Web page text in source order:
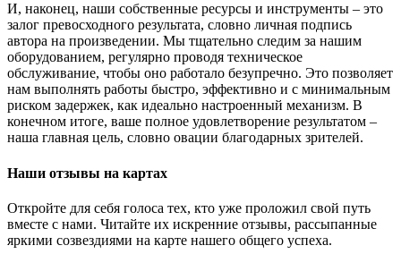
И, наконец, наши собственные ресурсы и инструменты – это
залог превосходного результата, словно личная подпись
автора на произведении. Мы тщательно следим за нашим
оборудованием, регулярно проводя техническое
обслуживание, чтобы оно работало безупречно. Это позволяет
нам выполнять работы быстро, эффективно и с минимальным
риском задержек, как идеально настроенный механизм. В
конечном итоге, ваше полное удовлетворение результатом –
наша главная цель, словно овации благодарных зрителей.
Наши отзывы на картах
Откройте для себя голоса тех, кто уже проложил свой путь
вместе с нами. Читайте их искренние отзывы, рассыпанные
яркими созвездиями на карте нашего общего успеха.